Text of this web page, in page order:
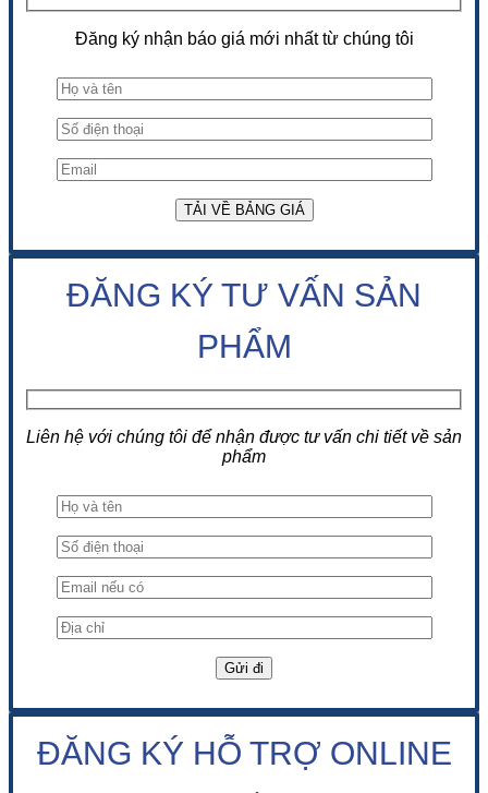
Đăng ký nhận báo giá mới nhất từ chúng tôi
ĐĂNG KÝ TƯ VẤN SẢN
PHẨM
Liên hệ với chúng tôi để nhận được tư vấn chi tiết về sản
phẩm
ĐĂNG KÝ HỖ TRỢ ONLINE